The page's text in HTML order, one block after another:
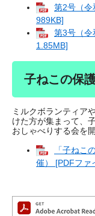
第2号（令
989KB]
第3号（令
1.85MB]
子ねこの保
ミルクボランティア
けた方が集まって、
おしゃべりする会を
「子ねこ
催） [PDFファ